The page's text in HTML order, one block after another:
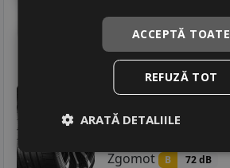
Continental Sc-6
245/35 R19 93Y
Turisme
Consum D
Zgomot B 72 dB
ACCEPTĂ TOATE
REFUZĂ TOT
ARATĂ DETALIILE